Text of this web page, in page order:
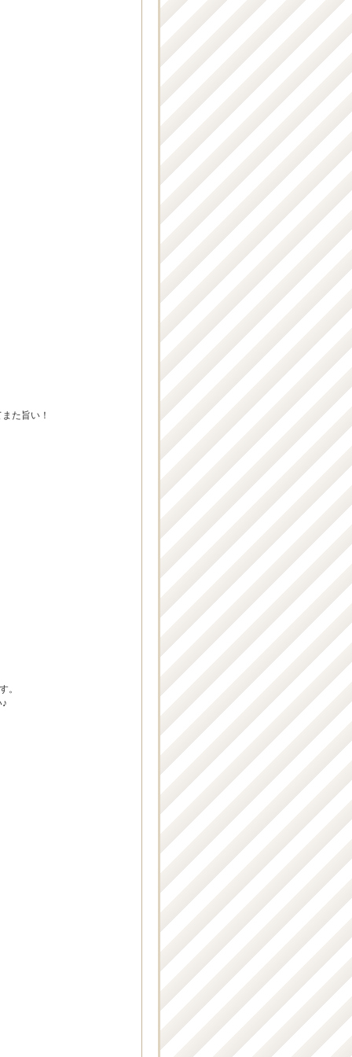
た旨い！
。